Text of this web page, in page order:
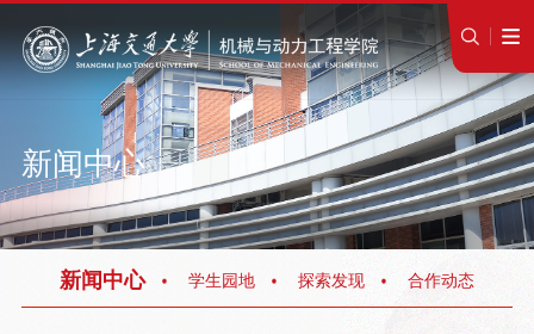
新闻中心
新闻中心 学生园地 探索发现 合作动态